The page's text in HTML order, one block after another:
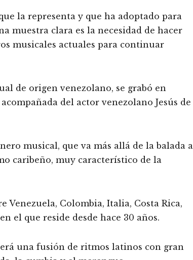
la representa y que ha adoptado para
muestra clara es la necesidad de hacer
musicales actuales para continuar
de origen venezolano, se grabó en
del actor venezolano Jesús de
musical, que va más allá de la balada a
caribeño, muy característico de la
Venezuela, Colombia, Italia, Costa Rica,
el que reside desde hace 30 años.
una fusión de ritmos latinos con gran